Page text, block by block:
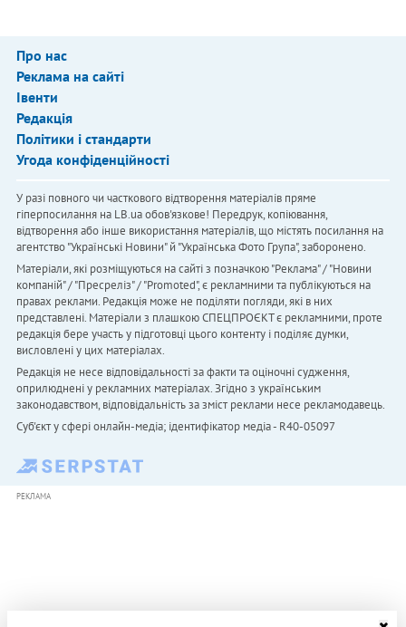
Про нас
Реклама на сайті
Івенти
Редакція
Політики і стандарти
Угода конфіденційності
У разі повного чи часткового відтворення матеріалів пряме
гіперпосилання на LB.ua обов'язкове! Передрук, копіювання,
відтворення або інше використання матеріалів, що містять посилання на
агентство "Українськi Новини" й "Українська Фото Група", заборонено.
Матеріали, які розміщуються на сайті з позначкою "Реклама" / "Новини
компаній" / "Пресреліз" / "Promoted", є рекламними та публікуються на
правах реклами. Редакція може не поділяти погляди, які в них
представлені. Матеріали з плашкою СПЕЦПРОЄКТ є рекламними, проте
редакція бере участь у підготовці цього контенту і поділяє думки,
висловлені у цих матеріалах.
Редакція не несе відповідальності за факти та оціночні судження,
оприлюднені у рекламних матеріалах. Згідно з українським
законодавством, відповідальність за зміст реклами несе рекламодавець.
Cуб'єкт у сфері онлайн-медіа; ідентифікатор медіа - R40-05097
РЕКЛАМА